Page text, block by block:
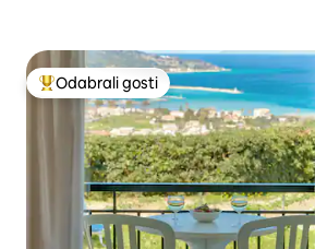
Među najviše rangiranima s oznakom
Odabrali gosti